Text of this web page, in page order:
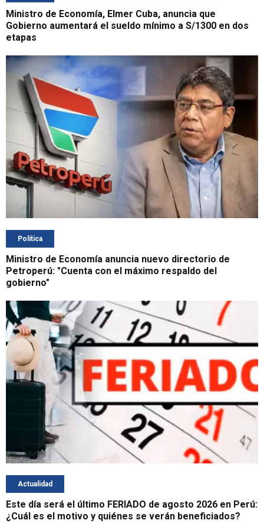
Ministro de Economía, Elmer Cuba, anuncia que
Gobierno aumentará el sueldo mínimo a S/1300 en dos
etapas
Política
Ministro de Economía anuncia nuevo directorio de
Petroperú: "Cuenta con el máximo respaldo del
gobierno"
Actualidad
Este día será el último FERIADO de agosto 2026 en Perú:
¿Cuál es el motivo y quiénes se verán beneficiados?